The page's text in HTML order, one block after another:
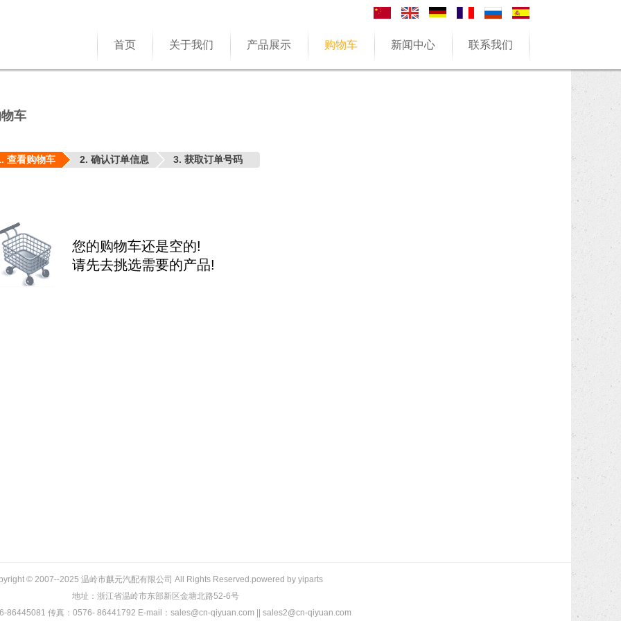
首页 关于我们 产品展示 购物车 新闻中心 联系我们
车
查看购物车 2. 确认订单信息 3. 获取订单号码
您的购物车还是空的!
请先去挑选需要的产品!
© 2007--2025 温岭市麒元汽配有限公司 All Rights Reserved.powered by yiparts
地址：浙江省温岭市东部新区金塘北路52-6号
86445081 传真：0576- 86441792 E-mail：sales@cn-qiyuan.com || sales2@cn-qiyuan.com